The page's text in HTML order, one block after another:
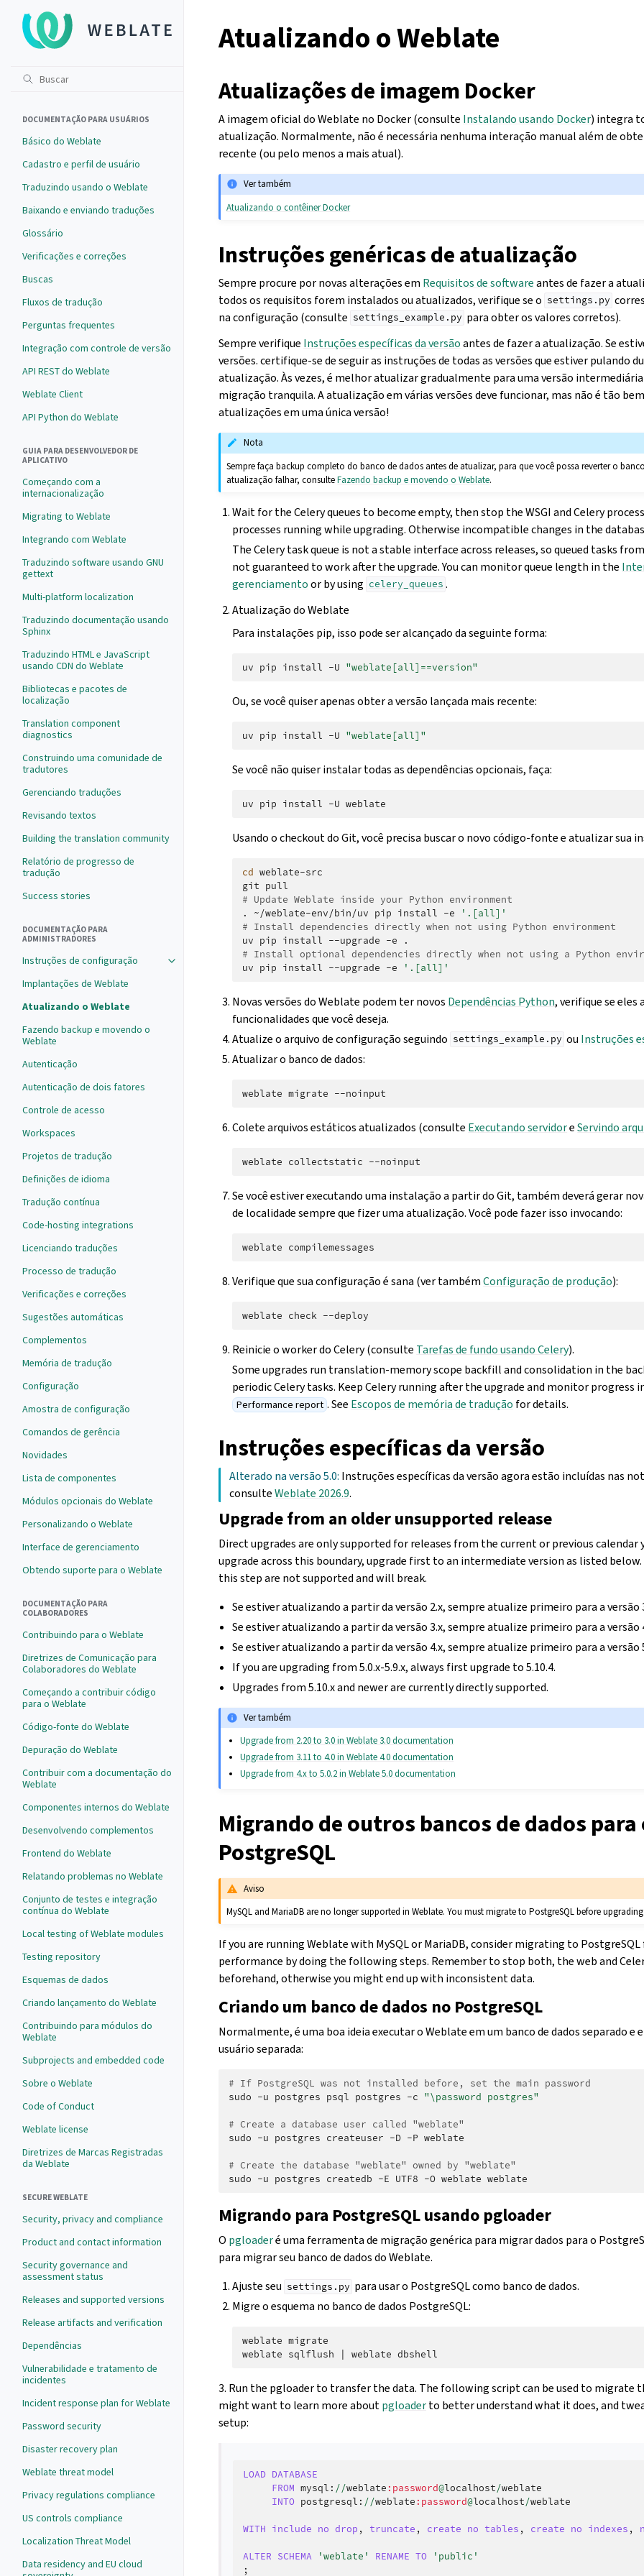
DOCUMENTAÇÃO PARA USUÁRIOS
Básico do Weblate
Cadastro e perfil de usuário
Traduzindo usando o Weblate
Baixando e enviando traduções
Glossário
Verificações e correções
Buscas
Fluxos de tradução
Perguntas frequentes
Integração com controle de versão
API REST do Weblate
Weblate Client
API Python do Weblate
GUIA PARA DESENVOLVEDOR DE
APLICATIVO
Começando com a
internacionalização
Migrating to Weblate
Integrando com Weblate
Traduzindo software usando GNU
gettext
Multi-platform localization
Traduzindo documentação usando
Sphinx
Traduzindo HTML e JavaScript
usando CDN do Weblate
Bibliotecas e pacotes de
localização
Translation component
diagnostics
Construindo uma comunidade de
tradutores
Gerenciando traduções
Revisando textos
Building the translation community
Relatório de progresso de
tradução
Success stories
DOCUMENTAÇÃO PARA
ADMINISTRADORES
Instruções de configuração
Implantações de Weblate
Atualizando o Weblate
Fazendo backup e movendo o
Weblate
Autenticação
Autenticação de dois fatores
Controle de acesso
Workspaces
Projetos de tradução
Definições de idioma
Tradução contínua
Code-hosting integrations
Licenciando traduções
Processo de tradução
Verificações e correções
Sugestões automáticas
Complementos
Memória de tradução
Configuração
Amostra de configuração
Comandos de gerência
Novidades
Lista de componentes
Módulos opcionais do Weblate
Personalizando o Weblate
Interface de gerenciamento
Obtendo suporte para o Weblate
DOCUMENTAÇÃO PARA
COLABORADORES
Contribuindo para o Weblate
Diretrizes de Comunicação para
Colaboradores do Weblate
Começando a contribuir código
para o Weblate
Código-fonte do Weblate
Depuração do Weblate
Contribuir com a documentação do
Weblate
Componentes internos do Weblate
Desenvolvendo complementos
Frontend do Weblate
Relatando problemas no Weblate
Conjunto de testes e integração
contínua do Weblate
Local testing of Weblate modules
Testing repository
Esquemas de dados
Criando lançamento do Weblate
Contribuindo para módulos do
Weblate
Subprojects and embedded code
Sobre o Weblate
Code of Conduct
Weblate license
Diretrizes de Marcas Registradas
da Weblate
SECURE WEBLATE
Security, privacy and compliance
Product and contact information
Security governance and
assessment status
Releases and supported versions
Release artifacts and verification
Dependências
Vulnerabilidade e tratamento de
incidentes
Incident response plan for Weblate
Password security
Disaster recovery plan
Weblate threat model
Privacy regulations compliance
US controls compliance
Localization Threat Model
Data residency and EU cloud
Atualizando o Weblate
Atualizações de imagem Docker
A imagem oficial do Weblate no Docker (consulte Instalando usando Docker) integra
atualização. Normalmente, não é necessária nenhuma interação manual além de
recente (ou pelo menos a mais atual).
Ver também
Atualizando o contêiner Docker
Instruções genéricas de atualização
Sempre procure por novas alterações em Requisitos de softwareantes de fazer a
todos os requisitos forem instalados ou atualizados, verifique se o settings.py
na configuração (consulte settings_example.py para obter os valores corretos).
Sempre verifique Instruções específicas da versãoantes de fazer a atualização. Se
versões. certifique-se de seguir as instruções de todas as versões que estiver pulando
atualização. Às vezes, é melhor atualizar gradualmente para uma versão
migração tranquila. A atualização em várias versões deve funcionar, mas não é tão
atualizações em uma única versão!
Nota
Sempre faça backup completo do banco de dados antes de atualizar, para que você possa reverter o
atualização falhar, consulteFazendo backup e movendo o Weblate.
Wait for the Celery queues to become empty, then stop the WSGI and Celery
processes running while upgrading. Otherwise incompatible changes in the
The Celery task queue is not a stable interface across releases, so queued tasks
not guaranteed to work after the upgrade. You can monitor queue length in the
gerenciamentoor by using celery_queues .
Atualização do Weblate
Para instalações pip, isso pode ser alcançado da seguinte forma:
uv pip install -U "weblate[all]==version"
Ou, se você quiser apenas obter a versão lançada mais recente:
uv pip install -U "weblate[all]"
Se você não quiser instalar todas as dependências opcionais, faça:
uv pip install -U
Usando o checkout do Git, você precisa buscar o novo código-fonte e atualizar sua
cd weblate-src
git
# Update Weblate inside your Python environment
.
~/weblate-env/bin/uv pip install -e
'.[all]'
# Install dependencies directly when not using Python environment
uv pip install --upgrade -e
# Install optional dependencies directly when not using a Python
uv pip install --upgrade -e '.[all]'
Novas versões do Weblate podem ter novos Dependências Python, verifique se eles
funcionalidades que você deseja.
Atualize o arquivo de configuração seguindo settings_example.py ou Instruções
Atualizar o banco de dados:
weblate migrate
Colete arquivos estáticos atualizados (consulte Executando servidoreServindo
weblate collectstatic
Se você estiver executando uma instalação a partir do Git, também deverá gerar
de localidade sempre que fizer uma atualização. Você pode fazer isso invocando:
weblate
Verifique que sua configuração é sana (ver tambémConfiguração de produção):
weblate check
Reinicie o worker do Celery (consulte Tarefas de fundo usando Celery).
Some upgrades run translation-memory scope backfill and consolidation in the
periodic Celery tasks. Keep Celery running after the upgrade and monitor progress
Performance report . See Escopos de memória de tradução for details.
Instruções específicas da versão
Alterado na versão 5.0: Instruções específicas da versão agora estão incluídas nas
consulteWeblate 2026.9.
Upgrade from an older unsupported release
Direct upgrades are only supported for releases from the current or previous calendar
upgrade across this boundary, upgrade first to an intermediate version as listed
this step are not supported and will break.
Se estiver atualizando a partir da versão 2.x, sempre atualize primeiro para a versão
Se estiver atualizando a partir da versão 3.x, sempre atualize primeiro para a versão
Se estiver atualizando a partir da versão 4.x, sempre atualize primeiro para a versão
If you are upgrading from 5.0.x-5.9.x, always first upgrade to 5.10.4.
Upgrades from 5.10.x and newer are currently directly supported.
Ver também
Upgrade from 2.20 to 3.0 in Weblate 3.0 documentation
Upgrade from 3.11 to 4.0 in Weblate 4.0 documentation
Upgrade from 4.x to 5.0.2 in Weblate 5.0 documentation
Migrando de outros bancos de dados para
PostgreSQL
Aviso
MySQL and MariaDB are no longer supported in Weblate. You must migrate to PostgreSQL before upgrading.
If you are running Weblate with MySQL or MariaDB, consider migrating to
performance by doing the following steps. Remember to stop both, the web and
beforehand, otherwise you might end up with inconsistent data.
Criando um banco de dados no PostgreSQL
Normalmente, é uma boa ideia executar o Weblate em um banco de dados separado e
usuário separada:
# If PostgreSQL was not installed before, set the main password
sudo -u postgres psql postgres -c "\password postgres"
# Create a database user called "weblate"
sudo -u postgres createuser -D -P weblate
# Create the database "weblate" owned by "weblate"
sudo -u postgres createdb -E UTF8 -O weblate
Migrando para PostgreSQL usando pgloader
O pgloaderé uma ferramenta de migração genérica para migrar dados para o
para migrar seu banco de dados do Weblate.
Ajuste seu settings.py para usar o PostgreSQL como banco de dados.
Migre o esquema no banco de dados PostgreSQL:
weblate migrate
weblate sqlflush weblate
3. Run the pgloader to transfer the data. The following script can be used to migrate
might want to learn more aboutpgloaderto better understand what it does, and
setup:
LOAD DATABASE
FROM mysql : //weblate :password@localhost/weblate
INTO postgresql : //weblate :password@localhost/weblate
WITH include no drop , truncate , create no tables , create no indexes ,
ALTER SCHEMA 'weblate' RENAME TO
'public'
;